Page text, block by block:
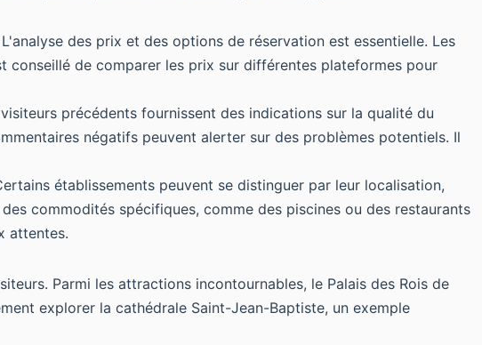
des prix et des options de réservation est essentielle. Les
conseillé de comparer les prix sur différentes plateformes pour
précédents fournissent des indications sur la qualité du
négatifs peuvent alerter sur des problèmes potentiels. Il
établissements peuvent se distinguer par leur localisation,
commodités spécifiques, comme des piscines ou des restaurants
attentes.
Parmi les attractions incontournables, le Palais des Rois de
explorer la cathédrale Saint-Jean-Baptiste, un exemple